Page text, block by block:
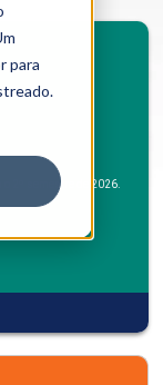
para
o 2º semestre de 2026.
Graduação